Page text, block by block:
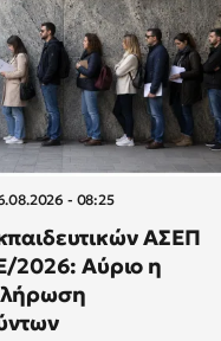
- 08:25
ΑΣΕΠ
2026: Αύριο η